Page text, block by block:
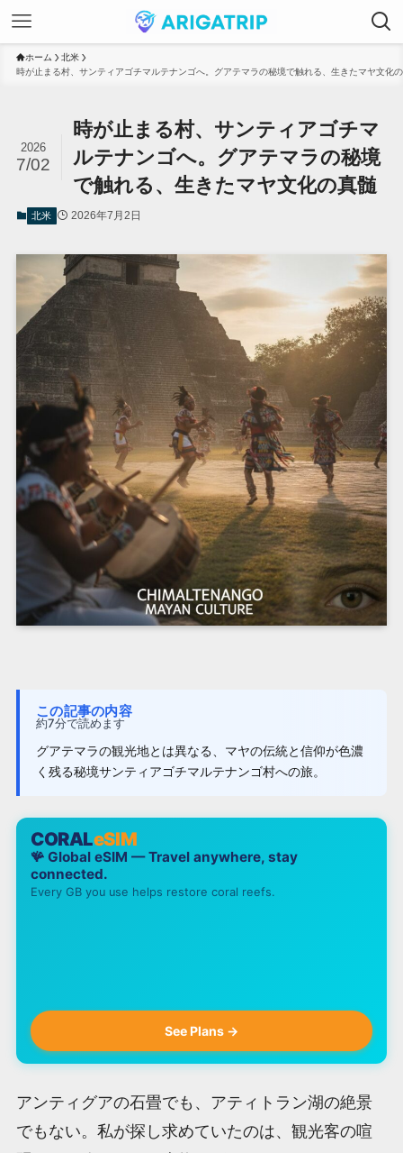
ホーム
北米
時が止まる村、サンティアゴチマルテナンゴへ。グアテマラの秘境で触れる、生きたマヤ文化
時が止まる村、サンティアゴチマ
ルテナンゴへ。グアテマラの秘境
で触れる、生きたマヤ文化の真髄
2026
7/02
北米 2026年7月2日
この記事の内容
約7分で読めます
グアテマラの観光地とは異なる、マヤの伝統と信仰が色濃
く残る秘境サンティアゴチマルテナンゴ村への旅。
CORALeSIM
🪸 Global eSIM — Travel anywhere, stay
connected.
Every GB you use helps restore coral reefs.
See Plans →
アンティグアの石畳でも、アティトラン湖の絶景
でもない。私が探し求めていたのは、観光客の喧